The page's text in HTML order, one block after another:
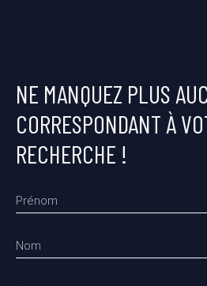
NE MANQUEZ PLUS
CORRESPONDANT À
RECHERCHE !
Prénom
Nom